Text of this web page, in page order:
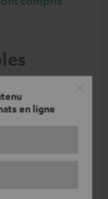
en ligne